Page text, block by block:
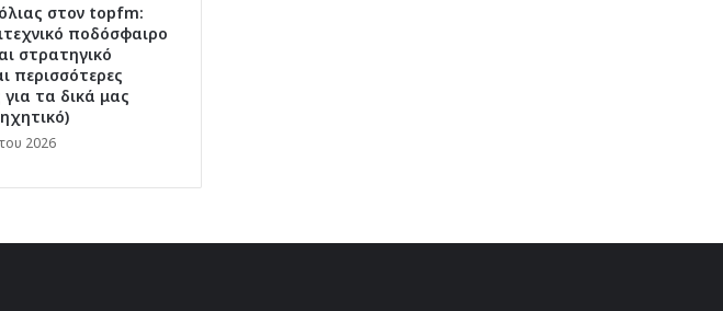
στον topfm:
ποδόσφαιρο
στρατηγικό
περισσότερες
για τα δικά μας
2026